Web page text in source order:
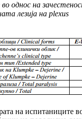
однос на
лезија на plexus
на ис­питаниците